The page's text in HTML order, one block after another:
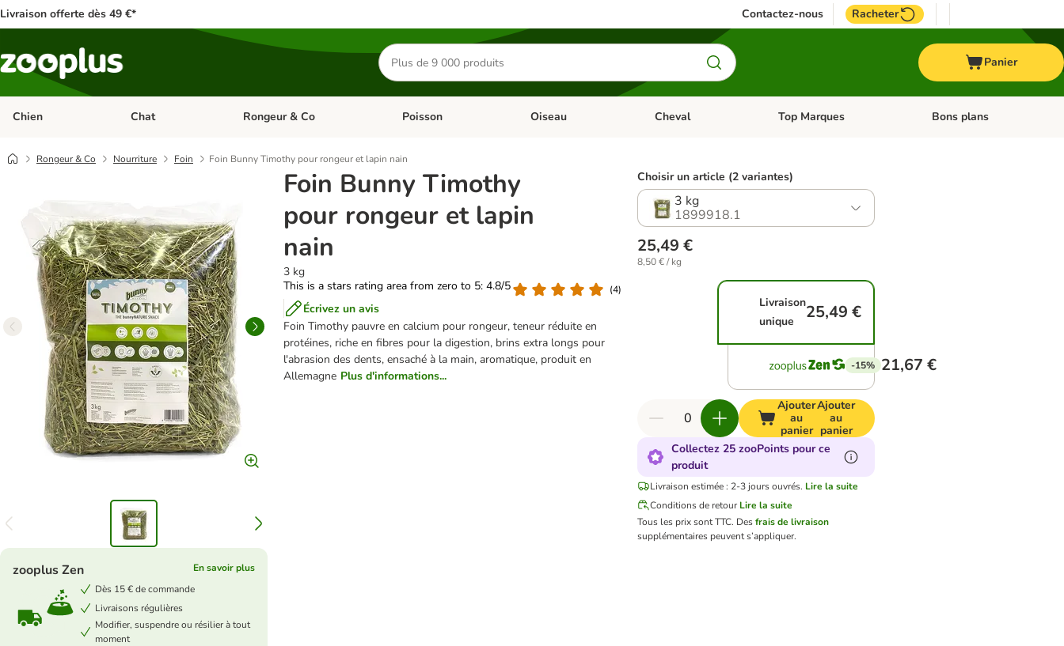
Livraison offerte dès 49 €* Contactez-nous Racheter
Rechercher
des
produits
Panier
Chien Dérouler les catégories: Chien
Chat Dérouler les catégories: Chat
Rongeur & Co Dérouler les catégories: Rongeur & Co
Poisson Dérouler les catégories: Poisson
Oiseau Dérouler les catégories: Oiseau
Cheval Dérouler les catégories: Cheval
Top Marques Dérouler les catégories: Top
Bons plans
Rongeur & Co Nourriture Foin Foin Bunny Timothy pour rongeur et lapin nain
Foin Bunny Timothy
pour rongeur et lapin
nain
3 kg
This is a stars rating area from zero to 5: 4.8/5
(4)
Écrivez un avis
Foin Timothy pauvre en calcium pour rongeur, teneur réduite en
protéines, riche en fibres pour la digestion, brins extra longs pour
l'abrasion des dents, ensaché à la main, aromatique, produit en
Allemagne Plus d'informations...
zooplus Zen
En savoir plus
Dès 15 € de commande
Livraisons régulières
Modifier, suspendre ou résilier à tout
moment
Choisir un article (2 variantes)
3 kg
1899918.1
25,49 €
8,50 € / kg
Livraison
unique
25,49 €
-15% 21,67 €
Ajouter
au
panier
Ajouter
au
panier
Collectez 25 zooPoints pour ce
produit
Livraison estimée : 2-3 jours ouvrés. Lire la suite
Conditions de retour Lire la suite
Tous les prix sont TTC. Desfrais de livraison
supplémentaires peuvent s’appliquer.